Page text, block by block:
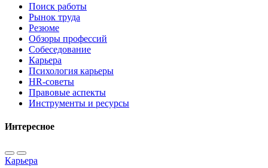
Поиск работы
Рынок труда
Резюме
Обзоры профессий
Собеседование
Карьера
Психология карьеры
HR-советы
Правовые аспекты
Инструменты и ресурсы
Интересное
Карьера